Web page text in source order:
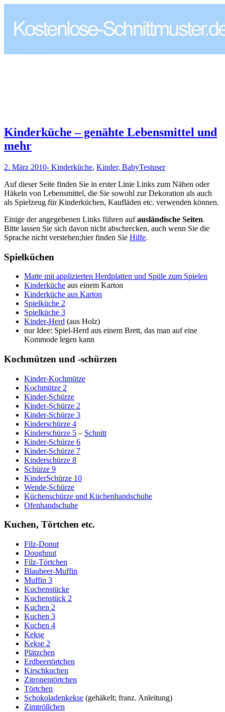
Kinderküche – genähte Lebensmittel und
mehr
2. März 2010- Kinderküche, Kinder, BabyTestuser
Auf dieser Seite finden Sie in erster Linie Links zum Nähen oder
Häkeln von Lebensmittel, die Sie sowohl zur Dekoration als auch
als Spielzeug für Kinderküchen, Kaufläden etc. verwenden können.
Einige der angegebenen Links führen aufausländische Seiten.
Bitte lassen Sie sich davon nicht abschrecken, auch wenn Sie die
Sprache nicht verstehen;hier finden Sie Hilfe.
Spielküchen
Matte mit applizierten Herdplatten und Spüle zum Spielen
Kinderküche aus einem Karton
Kinderküche aus Karton
Spielküche 2
Spielküche 3
Kinder-Herd (aus Holz)
nur Idee: Spiel-Herd aus einem Brett, das man auf eine
Kommode legen kann
Kochmützen und -schürzen
Kinder-Kochmütze
Kochmütze 2
Kinder-Schürze
Kinder-Schürze 2
Kinder-Schürze 3
Kinderschürze 4
Kinderschürze 5 – Schnitt
Kinder-Schürze 6
Kinder-Schürze 7
Kinderschürze 8
Schürze 9
KinderSchürze 10
Wende-Schürze
Küchenschürze und Küchenhandschuhe
Ofenhandschuhe
Kuchen, Törtchen etc.
Filz-Donut
Doughnut
Filz-Törtchen
Blaubeer-Muffin
Muffin 3
Kuchenstücke
Kuchenstück 2
Kuchen 2
Kuchen 3
Kuchen 4
Kekse
Kekse 2
Plätzchen
Erdbeertörtchen
Kirschkuchen
Zitronentörtchen
Törtchen
Schokoladenkekse (gehäkelt; franz. Anleitung)
Zimtröllchen